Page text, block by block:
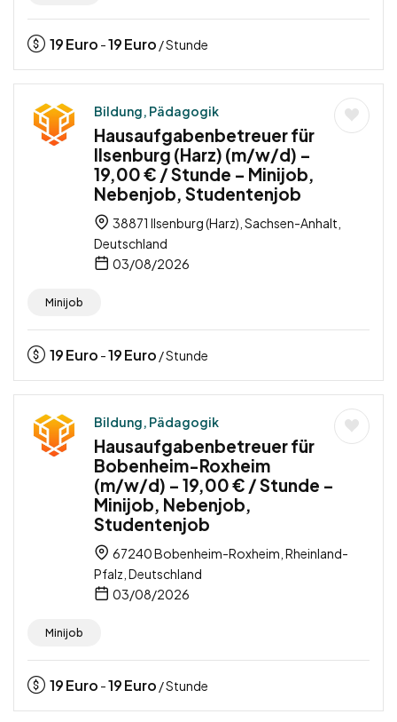
19Euro -19Euro / Stunde
Bildung, Pädagogik
Hausaufgabenbetreuer für
Ilsenburg (Harz) (m/w/d) –
19,00 € / Stunde – Minijob,
Nebenjob, Studentenjob
38871 Ilsenburg (Harz), Sachsen-Anhalt,
Deutschland
03/08/2026
Minijob
19Euro -19Euro / Stunde
Bildung, Pädagogik
Hausaufgabenbetreuer für
Bobenheim-Roxheim
(m/w/d) – 19,00 € / Stunde –
Minijob, Nebenjob,
Studentenjob
67240 Bobenheim-Roxheim, Rheinland-
Pfalz, Deutschland
03/08/2026
Minijob
19Euro -19Euro / Stunde